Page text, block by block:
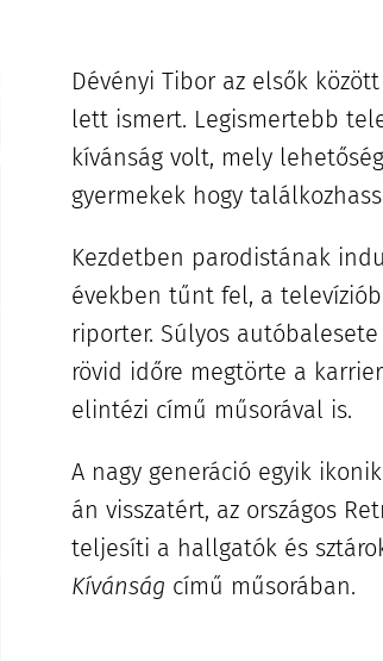
Dévényi Tibor az elsők
lett ismert. Legismertebb
kívánság volt, mely
gyermekek hogy
Kezdetben parodistának
években tűnt fel, a
riporter. Súlyos
rövid időre megtörte a
elintézi című műsorával is.
A nagy generáció egyik
án visszatért, az országos
teljesíti a hallgatók és
Kívánság című műsorában.